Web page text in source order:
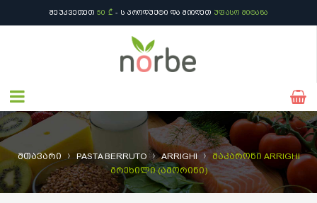
ᲨᲔᲣᲙᲕᲔᲗᲔᲗ 50 ₾ - Ს ᲞᲠᲝᲓᲣᲥᲢᲘ ᲓᲐ ᲛᲘᲘᲦᲔᲗ ᲣᲤᲐᲡᲝ ᲛᲘᲢᲐᲜᲐ
მთავარი › PASTA BERRUTO › ARRIGHI ›
მაკარონი ARRIGHI
გრეხილი (ამორინი)